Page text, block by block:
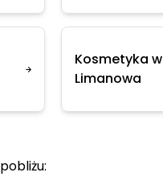
Kosmetyka w
Limanowa